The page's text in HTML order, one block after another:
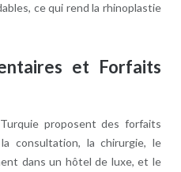
ce qui rend la rhinoplastie
et Forfaits
proposent des forfaits
consultation, la chirurgie, le
dans un hôtel de luxe, et le